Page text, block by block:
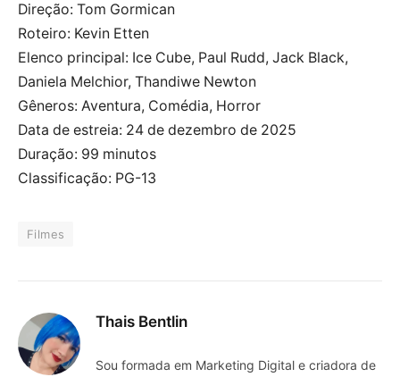
Direção: Tom Gormican
Roteiro: Kevin Etten
Elenco principal: Ice Cube, Paul Rudd, Jack Black,
Daniela Melchior, Thandiwe Newton
Gêneros: Aventura, Comédia, Horror
Data de estreia: 24 de dezembro de 2025
Duração: 99 minutos
Classificação: PG-13
Filmes
Thais Bentlin
Sou formada em Marketing Digital e criadora de